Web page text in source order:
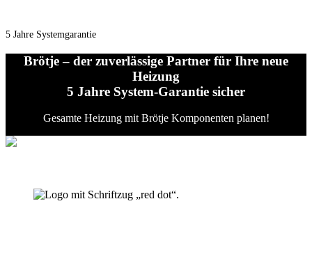
5 Jahre Systemgarantie
Brötje – der zuverlässige Partner für Ihre neue
Heizung
5 Jahre System-Garantie sicher
Gesamte Heizung mit Brötje Komponenten planen!